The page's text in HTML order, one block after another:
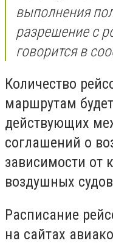
выполнения
разрешение с
говорится в
Количество
маршрутам
действующих
соглашений о
зависимости от
воздушных
Расписание
на сайтах